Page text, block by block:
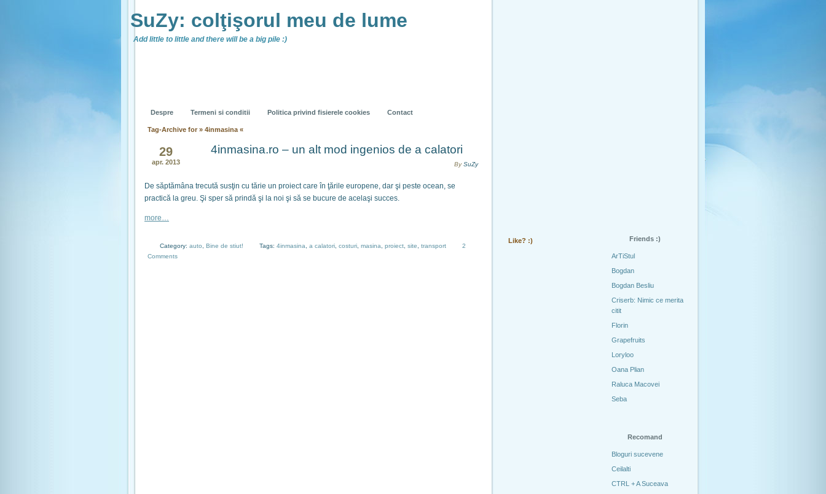
SuZy: colţişorul meu de lume
Add little to little and there will be a big pile :)
Despre Termeni si conditii Politica privind fisierele cookies Contact
Tag-Archive for » 4inmasina «
29
apr. 2013
4inmasina.ro – un alt mod ingenios de a calatori
BySuZy
De săptămâna trecută susţin cu tărie un proiect care în ţările europene, dar şi peste ocean, se
practică la greu. Şi sper să prindă şi la noi şi să se bucure de acelaşi succes.
more…
Category: auto Bine de stiut! Tags: 4inmasina a calatori costuri masina proiect site transport
2
Comments
Like? :) Friends :)
ArTiStul
Bogdan
Bogdan Besliu
Criserb: Nimic ce merita
citit
Florin
Grapefruits
Loryloo
Oana Plian
Raluca Macovei
Seba
Recomand
Bloguri sucevene
Ceilalti
CTRL + A Suceava